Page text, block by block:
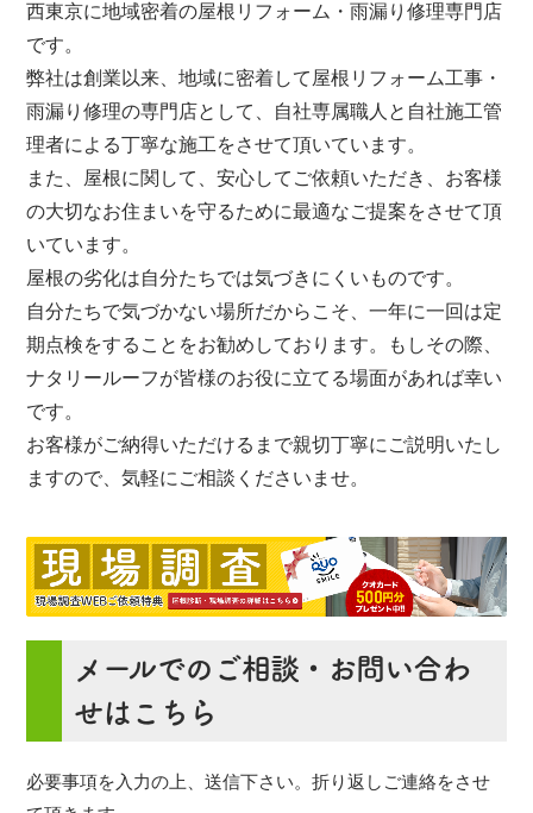
西東京に地域密着の屋根リフォーム・雨漏り修理専門店
です。
弊社は創業以来、地域に密着して屋根リフォーム工事・
雨漏り修理の専門店として、自社専属職人と自社施工管
理者による丁寧な施工をさせて頂いています。
また、屋根に関して、安心してご依頼いただき、お客様
の大切なお住まいを守るために最適なご提案をさせて頂
いています。
屋根の劣化は自分たちでは気づきにくいものです。
自分たちで気づかない場所だからこそ、一年に一回は定
期点検をすることをお勧めしております。もしその際、
ナタリールーフが皆様のお役に立てる場面があれば幸い
です。
お客様がご納得いただけるまで親切丁寧にご説明いたし
ますので、気軽にご相談くださいませ。
メールでのご相談・お問い合わ
せはこちら
必要事項を入力の上、送信下さい。折り返しご連絡をさせ